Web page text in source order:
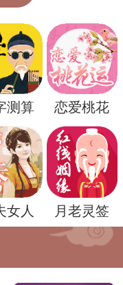
时，可以尝试
焦虑感。比如，
来平复内心的
或家人的支持和
困难。
议在遇到这种
活方式和工作状
？是不是需要适
？这些都是缓解
测算 恋爱桃花
女人 月老灵签